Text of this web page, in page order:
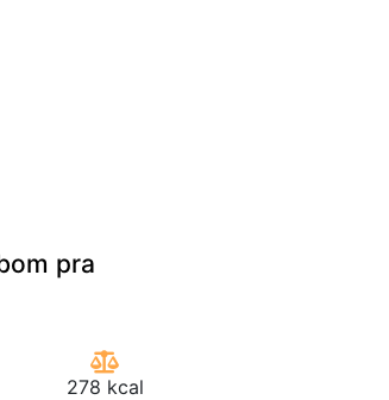
pra
278 kcal